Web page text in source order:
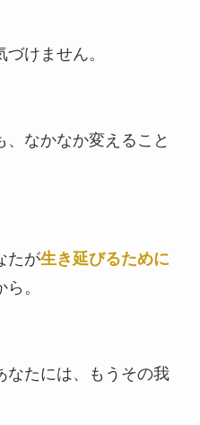
けません。
なかなか変えること
たが生き延びるために
。
なたには、もうその我